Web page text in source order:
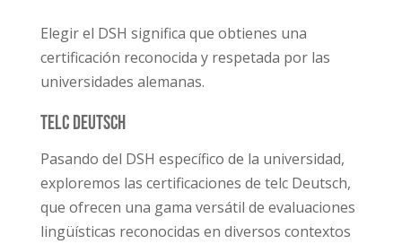
Elegir el DSH significa que obtienes una
certificación reconocida y respetada por las
universidades alemanas.
telc Deutsch
Pasando del DSH específico de la universidad,
exploremos las certificaciones de telc Deutsch,
que ofrecen una gama versátil de evaluaciones
lingüísticas reconocidas en diversos contextos